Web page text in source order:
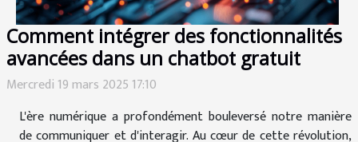
Comment intégrer des fonctionnalités
avancées dans un chatbot gratuit
Mercredi 19 mars 2025 17:10
L'ère numérique a profondément bouleversé notre manière
de communiquer et d'interagir. Au cœur de cette révolution,